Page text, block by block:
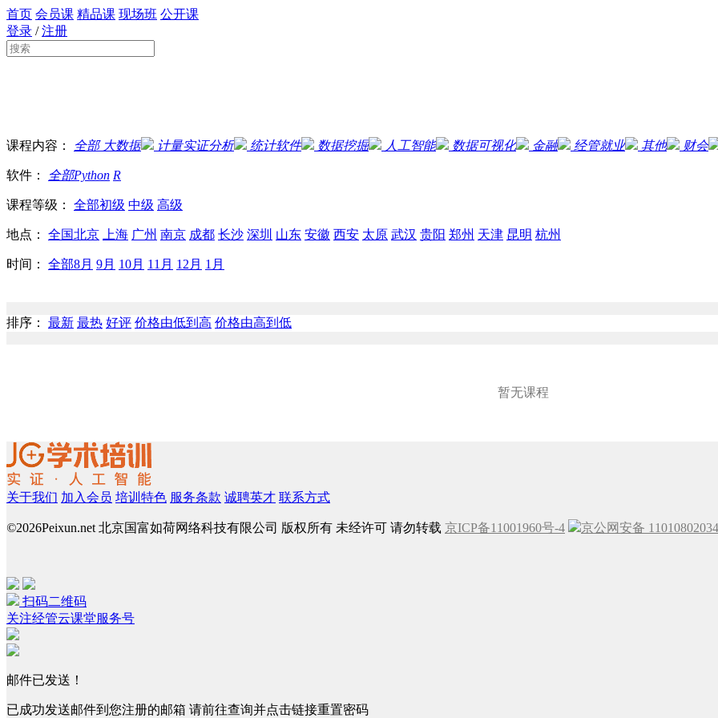
首页 会员课 精品课 现场班 公开课
登录 /注册
课程内容： 全部大数据 计量实证分析 统计软件 数据挖掘 人工智能 数据可视化 金融 经管就业 其他 财会
软件： 全部Python R
课程等级： 全部初级 中级 高级
地点： 全国北京 上海 广州 南京 成都 长沙 深圳 山东 安徽 西安 太原 武汉 贵阳 郑州 天津 昆明 杭州
时间： 全部8月 9月 10月 11月 12月 1月
排序： 最新 最热 好评 价格由低到高 价格由高到低
暂无课程
关于我们 加入会员 培训特色 服务条款 诚聘英才 联系方式
©2026Peixun.net 北京国富如荷网络科技有限公司 版权所有 未经许可 请勿转载 京ICP备11001960号-4 京公网安备
扫码二维码
关注经管云课堂服务号
邮件已发送！
已成功发送邮件到您注册的邮箱 请前往查询并点击链接重置密码